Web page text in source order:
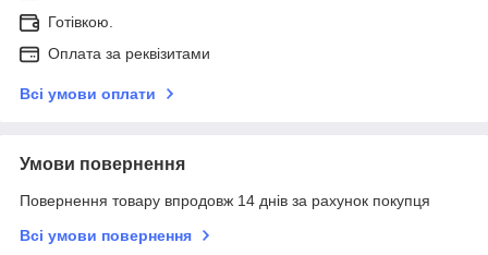
Готівкою.
Оплата за реквізитами
Всі умови оплати
Умови повернення
Повернення товару впродовж 14 днів за рахунок покупця
Всі умови повернення